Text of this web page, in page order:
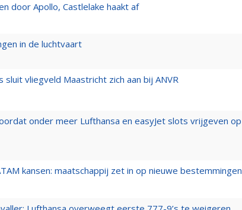
door Apollo, Castlelake haakt af
in de luchtvaart
sluit vliegveld Maastricht zich aan bij ANVR
onder meer Lufthansa en easyJet slots vrijgeven op
kansen: maatschappij zet in op nieuwe bestemmingen